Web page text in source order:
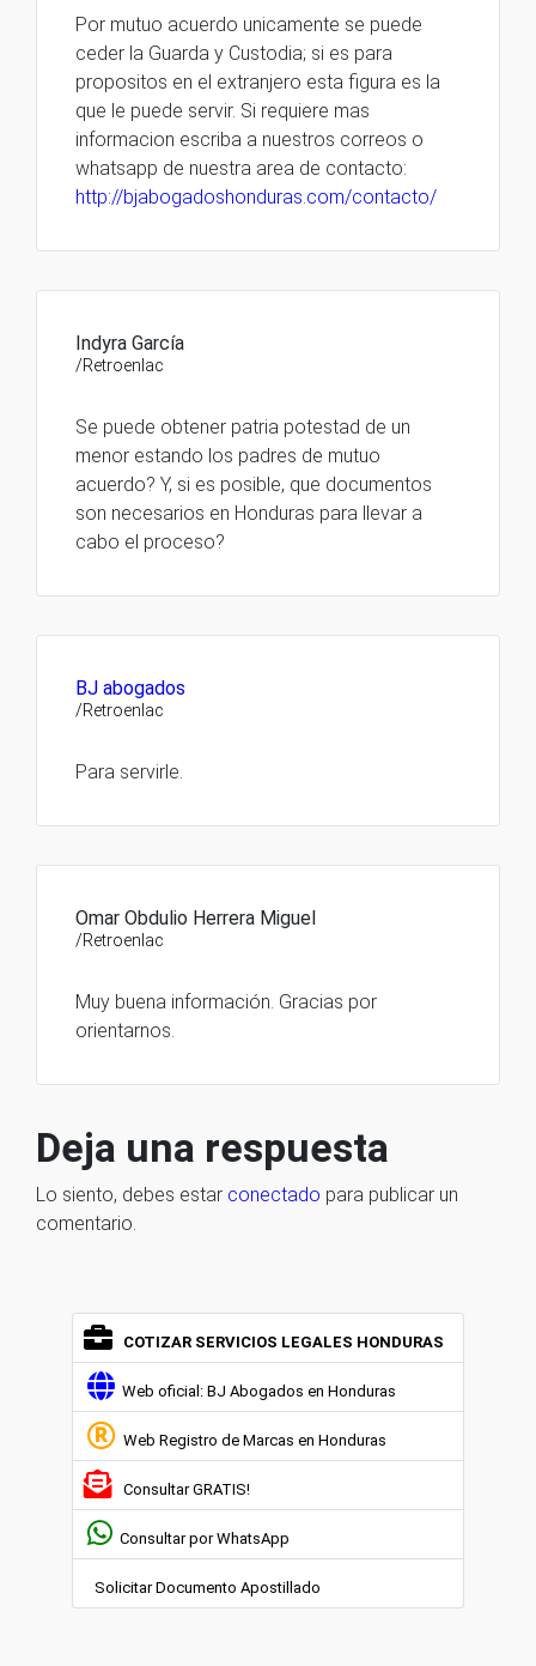
Por mutuo acuerdo unicamente se puede
ceder la Guarda y Custodia; si es para
propositos en el extranjero esta figura es la
que le puede servir. Si requiere mas
informacion escriba a nuestros correos o
whatsapp de nuestra area de contacto:
http://bjabogadoshonduras.com/contacto/
Indyra García
/Retroenlac
Se puede obtener patria potestad de un
menor estando los padres de mutuo
acuerdo? Y, si es posible, que documentos
son necesarios en Honduras para llevar a
cabo el proceso?
BJ abogados
/Retroenlac
Para servirle.
Omar Obdulio Herrera Miguel
/Retroenlac
Muy buena información. Gracias por
orientarnos.
Deja una respuesta
Lo siento, debes estar conectado para publicar un
comentario.
COTIZAR SERVICIOS LEGALES HONDURAS
Web oficial: BJ Abogados en Honduras
Web Registro de Marcas en Honduras
Consultar GRATIS!
Consultar por WhatsApp
Solicitar Documento Apostillado